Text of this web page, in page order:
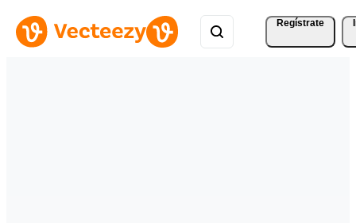
Regístrate